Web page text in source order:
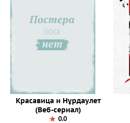
Красавица и Нұрдаулет
(Веб-сериал)
0.0